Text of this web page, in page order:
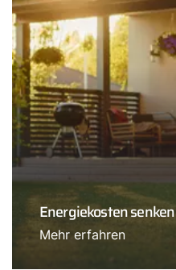
Energiekosten senken
Mehr erfahren